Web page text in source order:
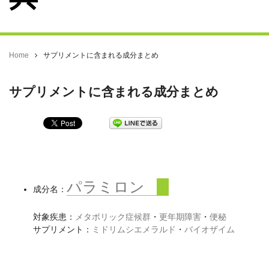
Home サプリメントに含まれる成分まとめ
サプリメントに含まれる成分まとめ
成分名： パラミロン
対象疾患： メタボリック症候群 ・ 更年期障害 ・ 便秘
サプリメント： ミドリムシエメラルド ・ バイオザイム